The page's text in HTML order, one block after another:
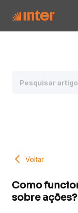
Voltar
Como
sobre ações?